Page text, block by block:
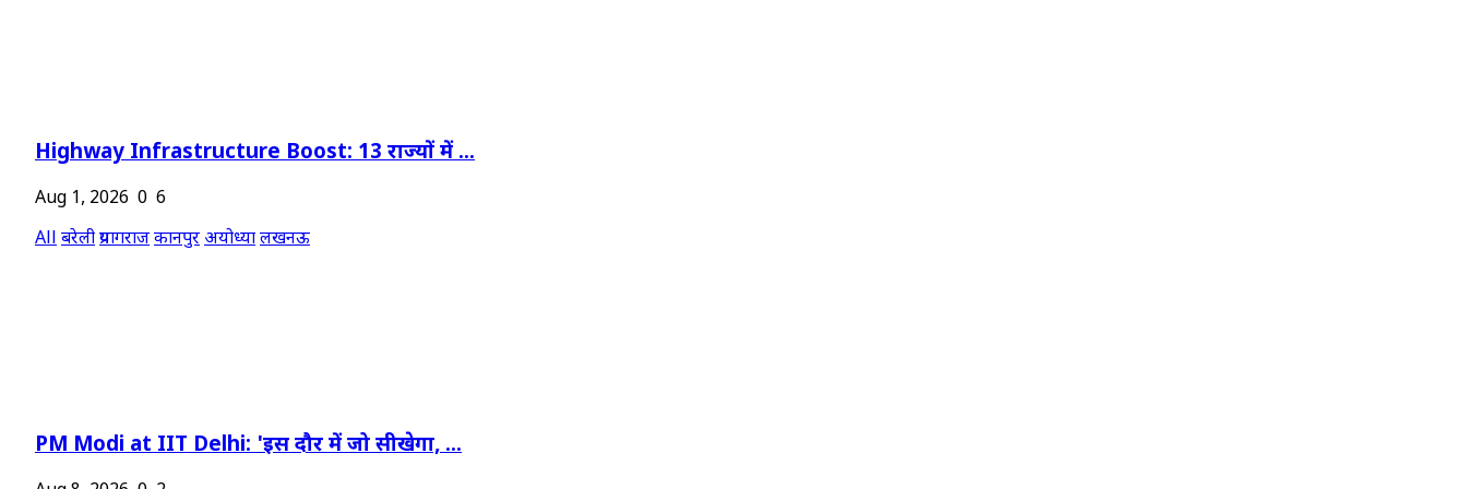
Highway Infrastructure Boost: 13 राज्यों में ...
Aug 1, 2026 0 6
Allबरेलीप्रयागराजकानपुरअयोध्यालखनऊ
PM Modi at IIT Delhi: 'इस दौर में जो सीखेगा, ...